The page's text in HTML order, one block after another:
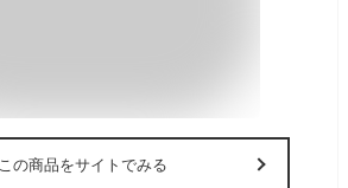
この商品をサイトでみる